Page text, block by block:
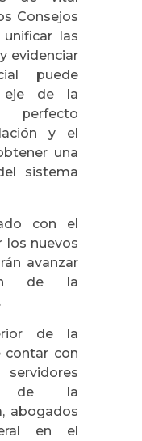
Consejos
unificar las
evidenciar
puede
eje de la
perfecto
y el
una
sistema
con el
los nuevos
avanzar
de la
de la
contar con
de la
abogados
en el